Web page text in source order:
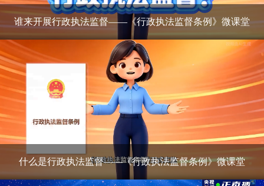
谁来开展行政执法监督——《行政执法监督条例》微课堂
什么是行政执法监督——《行政执法监督条例》微课堂